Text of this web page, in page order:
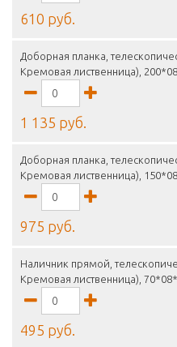
610 руб.
Доборная планка,
Кремовая лиственница),
1 135 руб.
Доборная планка,
Кремовая лиственница),
975 руб.
Наличник прямой,
Кремовая лиственница),
495 руб.